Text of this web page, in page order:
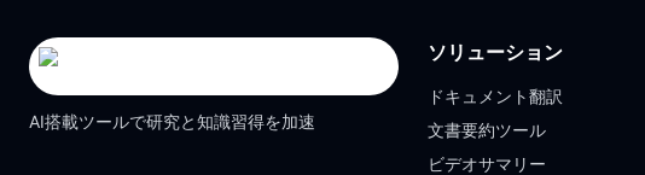
AI搭載ツールで研究と知識習得を加速
ソリューション
ドキュメント翻訳
文書要約ツール
ビデオサマリー